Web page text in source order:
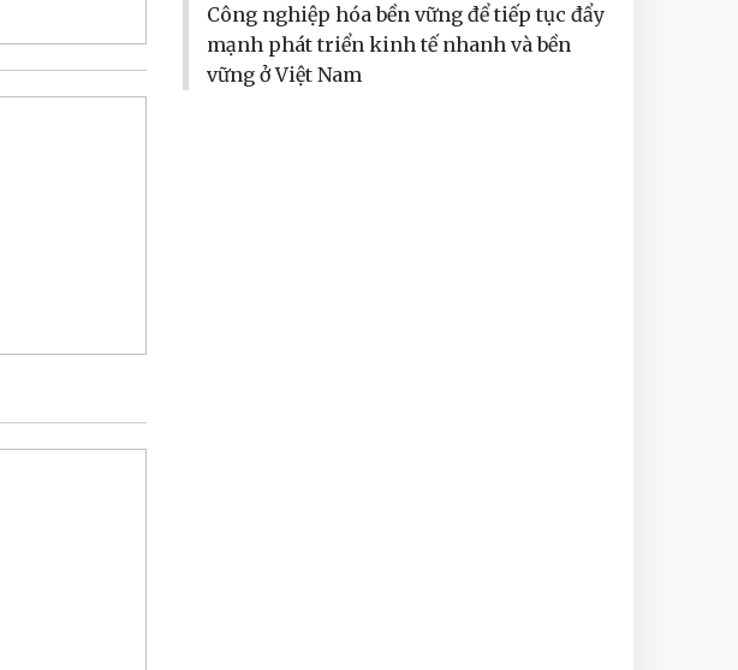
Công nghiệp hóa bền vững để tiếp tục đẩy
mạnh phát triển kinh tế nhanh và bền
vững ở Việt Nam